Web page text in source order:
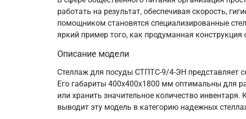
работать на результат, обеспечивая скорость,
помощником становятся специализированные
яркий пример того, как продуманная
Описание модели
Стеллаж для посуды СТПТС-9/4-ЭН представляет
Его габариты 400х400х1800 мм оптимальны для
или хранить значительное количество
выводит эту модель в категорию надежных